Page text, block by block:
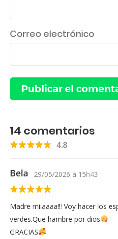
Correo electrónico
14 comentarios
4.8
Bela 29/05/2026 à 15h43
Madre miiaaaa!!! Voy hacer los
verdes.Que hambre por dios
GRACIAS